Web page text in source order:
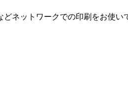
ネットワークでの印刷をお使い